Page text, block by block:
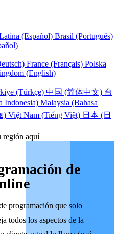
(Español) Brasil (Português)
France (Français) Polska
(English)
(Türkçe) 中国 (简体中文) 台
Indonesia) Malaysia (Bahasa
) Việt Nam (Tiếng Việt) 日本 (日
región aquí
de
programación que solo
todos los aspectos de la